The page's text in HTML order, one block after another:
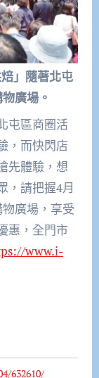
」隨著北屯
廣場。
屯區商圈活
，而快閃店
先體驗，想
，請把握4月
廣場，享受
惠，全門市
www.i-
632610/